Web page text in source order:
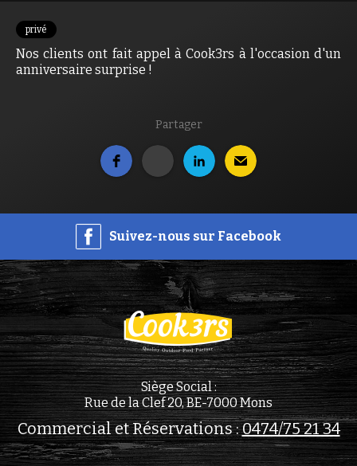
privé
Nos clients ont fait appel à Cook3rs à l'occasion d'un
anniversaire surprise !
Partager
Suivez-nous sur Facebook
Siège Social :
Rue de la Clef 20, BE-7000 Mons
Commercial et Réservations :0474/75 21 34